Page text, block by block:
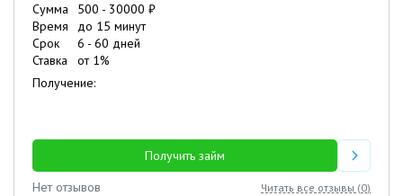
Сумма 500 - 30000 ₽
Время
до 15 минут
Срок
6 - 60 дней
Ставка
от 1%
Получение:
Получить займ
Нет отзывов
Читать все отзывы (0)